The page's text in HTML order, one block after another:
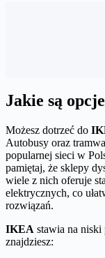
Jakie są
Możesz dotrzeć do
Autobusy oraz
popularnej sieci w
pamiętaj, że sklepy
wiele z nich oferuje
elektrycznych, co
rozwiązań.
IKEA stawia na niski
znajdziesz: